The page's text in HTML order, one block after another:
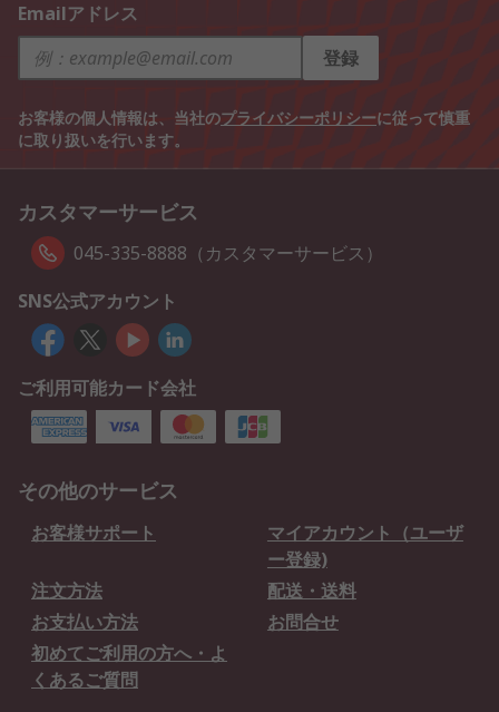
Emailアドレス
登録
お客様の個人情報は、当社のプライバシーポリシーに従って慎重
に取り扱いを行います。
カスタマーサービス
045-335-8888（カスタマーサービス）
SNS公式アカウント
ご利用可能カード会社
その他のサービス
お客様サポート
マイアカウント（ユーザ
ー登録)
注文方法
配送・送料
お支払い方法
お問合せ
初めてご利用の方へ・よ
くあるご質問